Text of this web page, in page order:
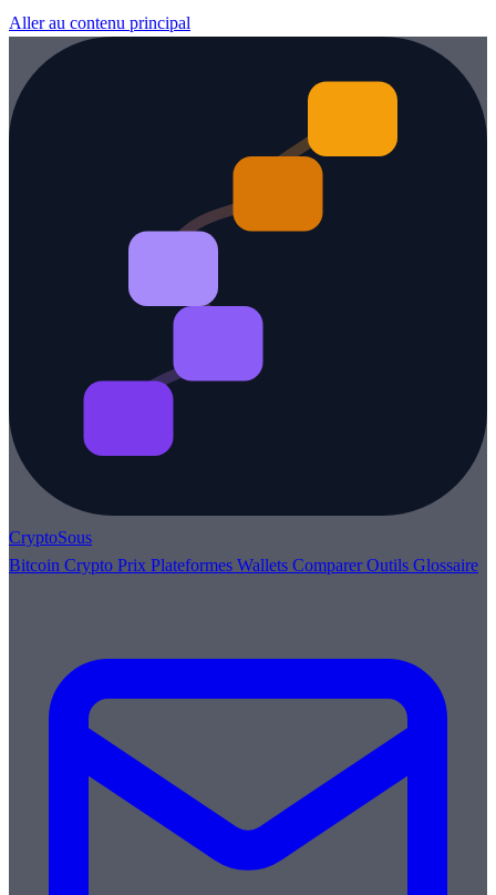
Aller au contenu principal
CryptoSous
Bitcoin Crypto Prix Plateformes Wallets ComparerOutils Glossaire